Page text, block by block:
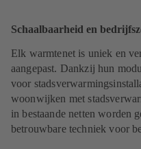
Schaalbaarheid en
Elk warmtenet is uniek en
aangepast. Dankzij hun
voor
woonwijken met
in bestaande netten worden
betrouwbare techniek voor